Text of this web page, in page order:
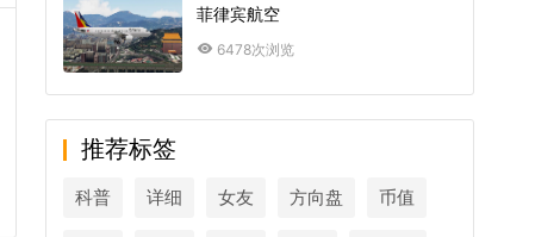
菲律宾航空
6478次浏览
推荐标签
科普 详细 女友 方向盘 币值